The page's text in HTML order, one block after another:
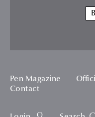
Pen Magazine
Contact